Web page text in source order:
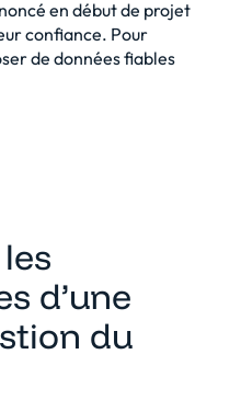
en début de projet
confiance. Pour
de données fiables
d’une
du